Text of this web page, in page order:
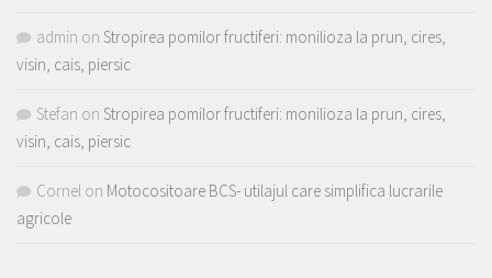
admin on Stropirea pomilor fructiferi: monilioza la prun, cires,
visin, cais, piersic
Stefan on Stropirea pomilor fructiferi: monilioza la prun, cires,
visin, cais, piersic
Cornel on Motocositoare BCS- utilajul care simplifica lucrarile
agricole